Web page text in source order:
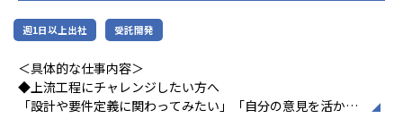
週1日以上出社 受託開発
＜具体的な仕事内容＞
◆上流工程にチャレンジしたい方へ
「設計や要件定義に関わってみたい」「自分の意見を活かせ